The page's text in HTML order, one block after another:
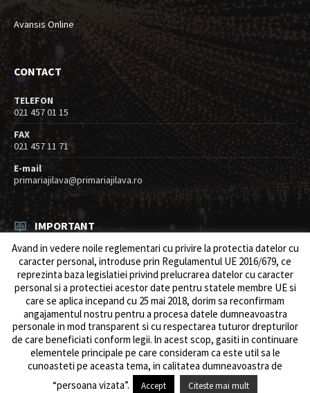
Avansis Online
CONTACT
TELEFON
021 457 01 15
FAX
021 457 11 71
E-mail
primariajilava@primariajilava.ro
IMPORTANT
Rezultat concurs expert – proba scrisa
06/08/2026 inResurse umane / Achizitii
Anunt concurs
05/08/2026 Resurse umane / Achizitii
© 2026 Primăria Comunei Jilava. Dev byows.ro
Avand in vedere noile reglementari cu privire la protectia datelor cu
caracter personal, introduse prin Regulamentul UE 2016/679, ce
reprezinta baza legislatiei privind prelucrarea datelor cu caracter
personal si a protectiei acestor date pentru statele membre UE si
care se aplica incepand cu 25 mai 2018, dorim sa reconfirmam
angajamentul nostru pentru a procesa datele dumneavoastra
personale in mod transparent si cu respectarea tuturor drepturilor
de care beneficiati conform legii. ln acest scop, gasiti in continuare
elementele principale pe care consideram ca este util sa le
cunoasteti pe aceasta tema, in calitatea dumneavoastra de
“persoana vizata”.
Accept Citeste mai mult